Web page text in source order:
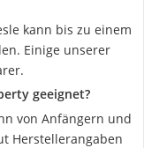
kann bis zu einem
Einige unserer
geeignet?
von Anfängern und
Herstellerangaben